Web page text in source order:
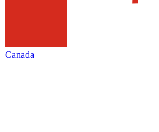
Canada